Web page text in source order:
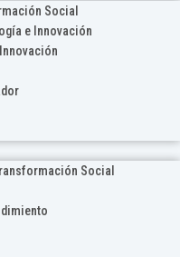
Social
e Innovación
Social